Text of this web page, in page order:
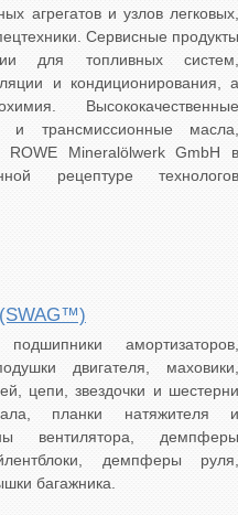
агрегатов и узлов легковых,
Сервисные продукты
для топливных систем,
и кондиционирования, а
Высококачественные
и трансмиссионные масла,
ROWE Mineralölwerk GmbH в
рецептуре технологов
амортизаторов,
двигателя, маховики,
цепи, звездочки и шестерни
планки натяжителя и
вентилятора, демпферы
демпферы руля,
багажника.